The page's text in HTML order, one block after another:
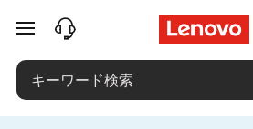
液
晶
タ
メインコンテンツにスキップする